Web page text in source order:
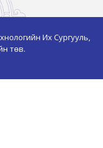
Их Сургууль,
төв.